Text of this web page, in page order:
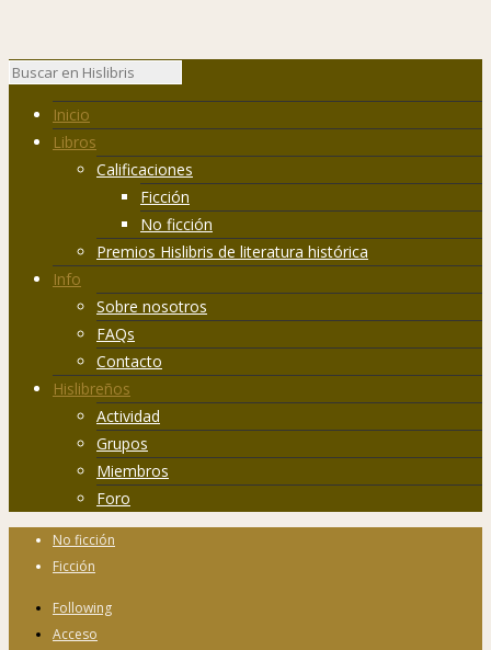
Inicio
Libros
Calificaciones
Ficción
No ficción
Premios Hislibris de literatura histórica
Info
Sobre nosotros
FAQs
Contacto
Hislibreños
Actividad
Grupos
Miembros
Foro
No ficción
Ficción
Following
Acceso